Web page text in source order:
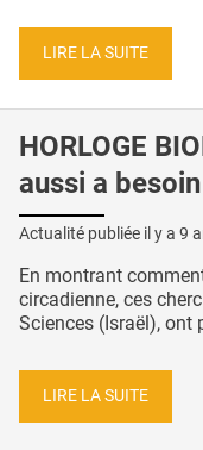
LIRE LA SUITE
HORLOGE
aussi a
Actualité publiée il y a 9
En montrant
circadienne, ces
Sciences (Israël), ont
LIRE LA SUITE